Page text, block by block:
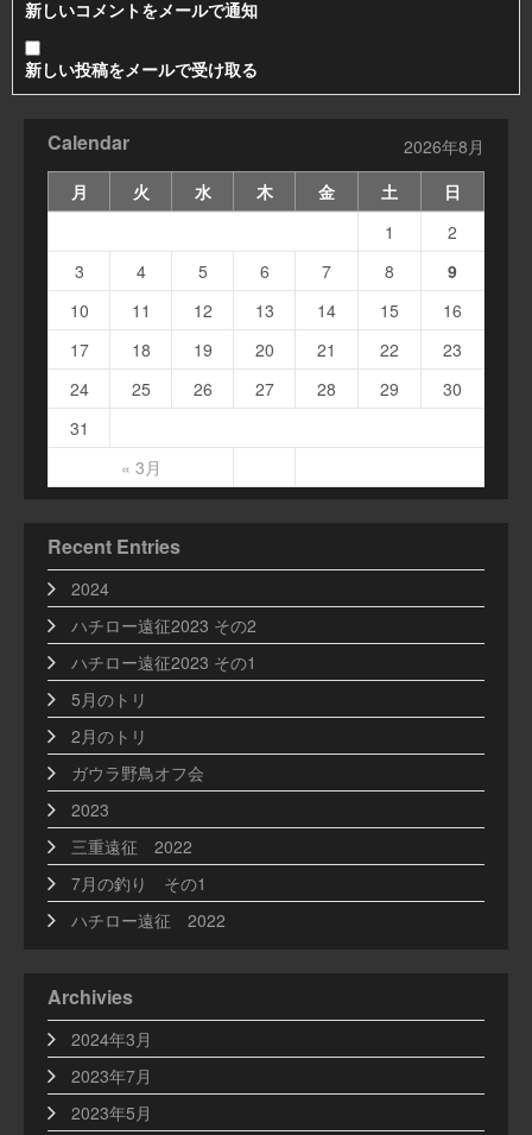
新しいコメントをメールで通知
新しい投稿をメールで受け取る
Calendar
2026年8月
月
火 水 木 金 土 日
« 3月
1
2
3
4 5 6 7 8
9
10
11 12 13 14 15
16
17
18 19 20 21 22
23
24
25 26 27 28 29
30
31
Recent Entries
2024
ハチロー遠征2023 その2
ハチロー遠征2023 その1
5月のトリ
2月のトリ
ガウラ野鳥オフ会
2023
三重遠征 2022
7月の釣り その1
ハチロー遠征 2022
Archivies
2024年3月
2023年7月
2023年5月